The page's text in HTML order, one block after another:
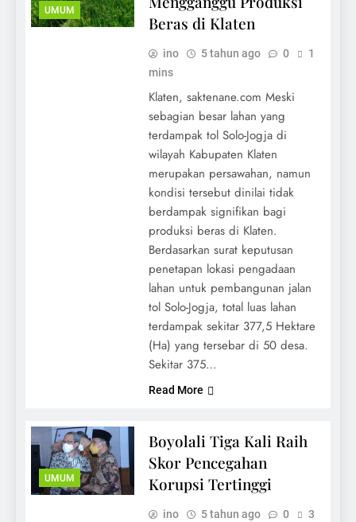
UMUM
Beras di Klaten
ino 5 tahun ago 0
1
mins
Klaten, saktenane.com Meski
sebagian besar lahan yang
terdampak tol Solo-Jogja di
wilayah Kabupaten Klaten
merupakan persawahan, namun
kondisi tersebut dinilai tidak
berdampak signifikan bagi
produksi beras di Klaten.
Berdasarkan surat keputusan
penetapan lokasi pengadaan
lahan untuk pembangunan jalan
tol Solo-Jogja, total luas lahan
terdampak sekitar 377,5 Hektare
(Ha) yang tersebar di 50 desa.
Sekitar 375…
Read More
UMUM
Boyolali Tiga Kali Raih
Skor Pencegahan
Korupsi Tertinggi
ino 5 tahun ago 0
3